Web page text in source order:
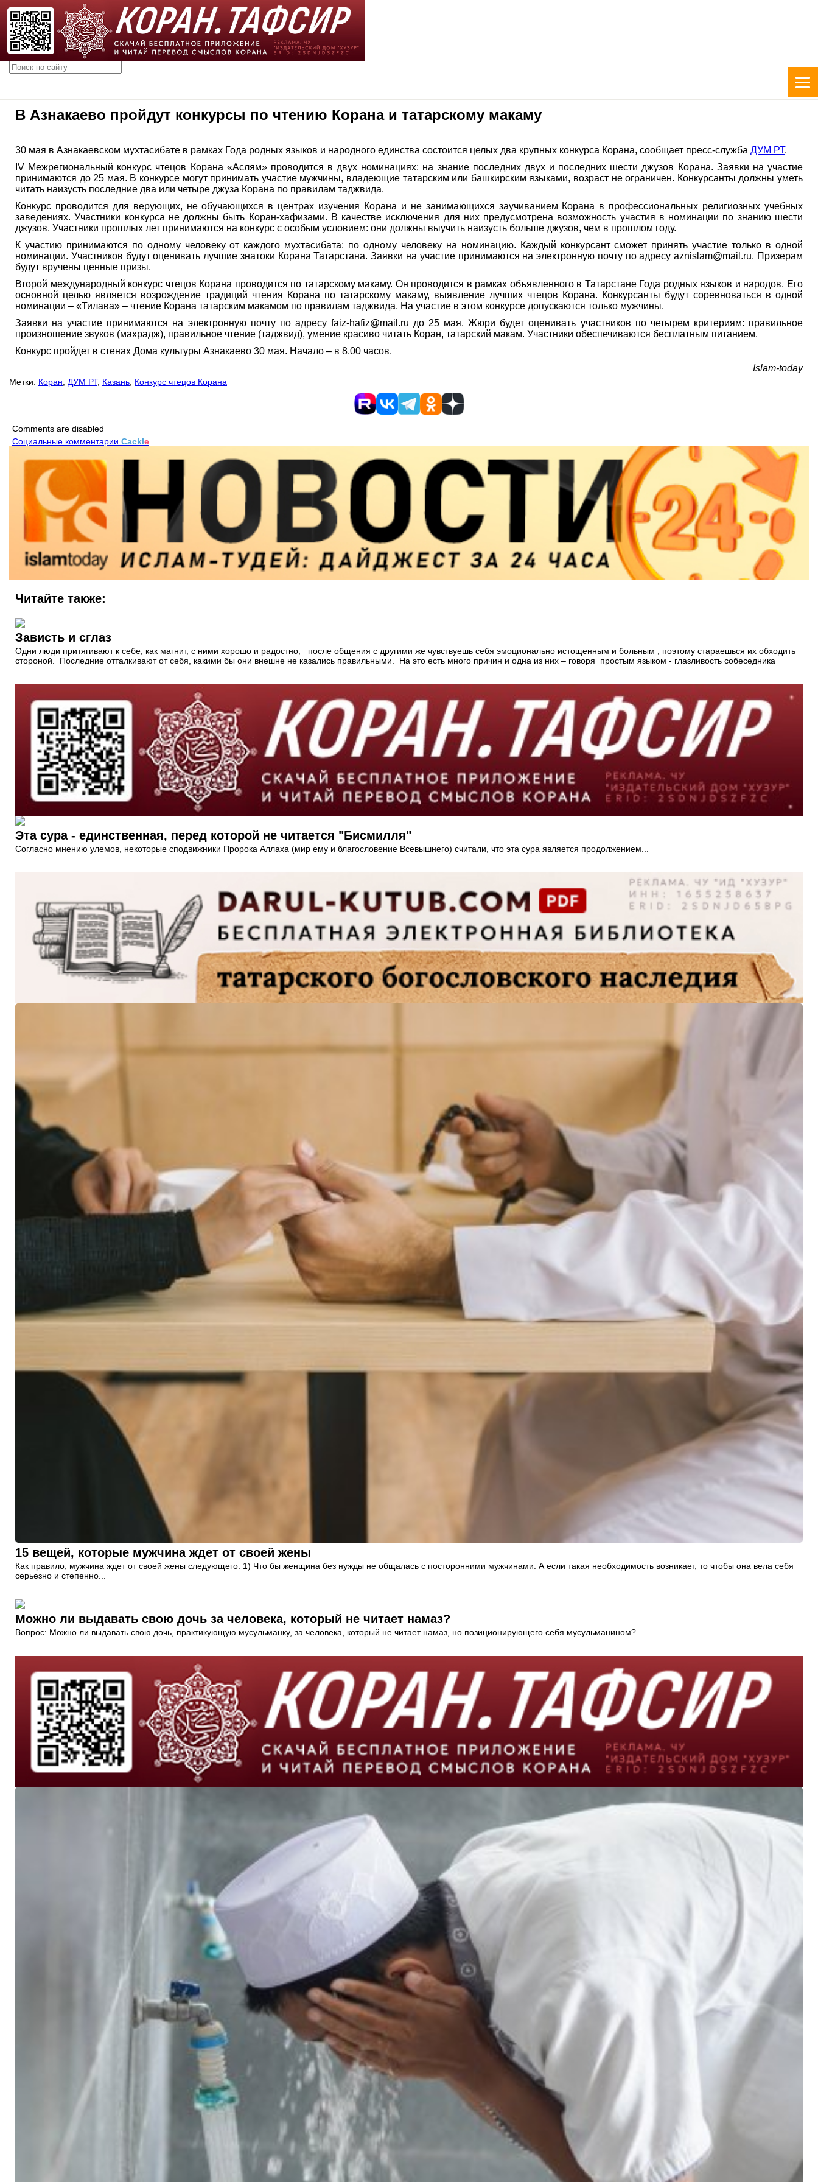
В Азнакаево пройдут конкурсы по чтению Корана и татарскому макаму
30 мая в Азнакаевском мухтасибате в рамках Года родных языков и народного единства состоится целых два крупных конкурса Корана, сообщает пресс-служба ДУМ РТ.
IV Межрегиональный конкурс чтецов Корана «Аслям» проводится в двух номинациях: на знание последних двух и последних шести джузов Корана. Заявки на участие
принимаются до 25 мая. В конкурсе могут принимать участие мужчины, владеющие татарским или башкирским языками, возраст не ограничен. Конкурсанты должны уметь
читать наизусть последние два или четыре джуза Корана по правилам таджвида.
Конкурс проводится для верующих, не обучающихся в центрах изучения Корана и не занимающихся заучиванием Корана в профессиональных религиозных учебных
заведениях. Участники конкурса не должны быть Коран-хафизами. В качестве исключения для них предусмотрена возможность участия в номинации по знанию шести
джузов. Участники прошлых лет принимаются на конкурс с особым условием: они должны выучить наизусть больше джузов, чем в прошлом году.
К участию принимаются по одному человеку от каждого мухтасибата: по одному человеку на номинацию. Каждый конкурсант сможет принять участие только в одной
номинации. Участников будут оценивать лучшие знатоки Корана Татарстана. Заявки на участие принимаются на электронную почту по адресу aznislam@mail.ru. Призерам
будут вручены ценные призы.
Второй международный конкурс чтецов Корана проводится по татарскому макаму. Он проводится в рамках объявленного в Татарстане Года родных языков и народов. Его
основной целью является возрождение традиций чтения Корана по татарскому макаму, выявление лучших чтецов Корана. Конкурсанты будут соревноваться в одной
номинации – «Тилава» – чтение Корана татарским макамом по правилам таджвида. На участие в этом конкурсе допускаются только мужчины.
Заявки на участие принимаются на электронную почту по адресу faiz-hafiz@mail.ru до 25 мая. Жюри будет оценивать участников по четырем критериям: правильное
произношение звуков (махрадж), правильное чтение (таджвид), умение красиво читать Коран, татарский макам. Участники обеспечиваются бесплатным питанием.
Конкурс пройдет в стенах Дома культуры Азнакаево 30 мая. Начало – в 8.00 часов.
Islam-today
Метки: Коран ДУМ РТ, Казань Конкурс чтецов Корана
Comments are disabled
Социальные комментарии Cackle
Читайте также:
Зависть и сглаз
Одни люди притягивают к себе, как магнит, с ними хорошо и радостно, после общения с другими же чувствуешь себя эмоционально истощенным и больным , поэтому стараешься их обходить
стороной. Последние отталкивают от себя, какими бы они внешне не казались правильными. На это есть много причин и одна из них – говоря простым языком - глазливость собеседника
Эта сура - единственная, перед которой не читается "Бисмилля"
Согласно мнению улемов, некоторые сподвижники Пророка Аллаха (мир ему и благословение Всевышнего) считали, что эта сура является продолжением...
15 вещей, которые мужчина ждет от своей жены
Как правило, мужчина ждет от своей жены следующего: 1) Что бы женщина без нужды не общалась с посторонними мужчинами. А если такая необходимость возникает, то чтобы она вела себя
серьезно и степенно...
Можно ли выдавать свою дочь за человека, который не читает намаз?
Вопрос: Можно ли выдавать свою дочь, практикующую мусульманку, за человека, который не читает намаз, но позиционирующего себя мусульманином?